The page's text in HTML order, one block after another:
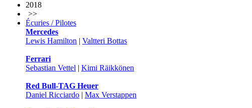
2018
>>
Écuries / Pilotes
Mercedes
Lewis Hamilton | Valtteri Bottas
Ferrari
Sebastian Vettel | Kimi Räikkönen
Red Bull-TAG Heuer
Daniel Ricciardo | Max Verstappen